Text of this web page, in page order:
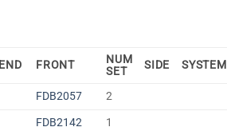
END FRONT
NUM
SET
SIDE SYSTEM
FDB2057 2
FDB2142 1